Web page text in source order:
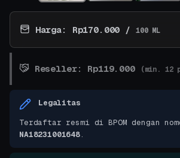
Harga: Rp170.000 / 100 ML
Reseller: Rp119.000 (min. 12
Legalitas
Terdaftar resmi di BPOM dengan
NA18231001648.